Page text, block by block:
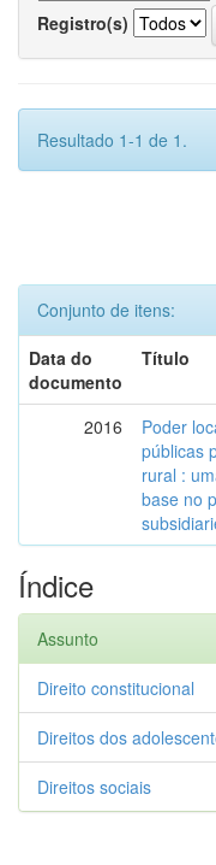
Registro(s)
Resultado 1-1 de 1.
Conjunto de itens:
Data do
documento
Título
2016
Poder
públicas
rural :
base no
Índice
Assunto
Direito constitucional
Direitos dos
Direitos sociais